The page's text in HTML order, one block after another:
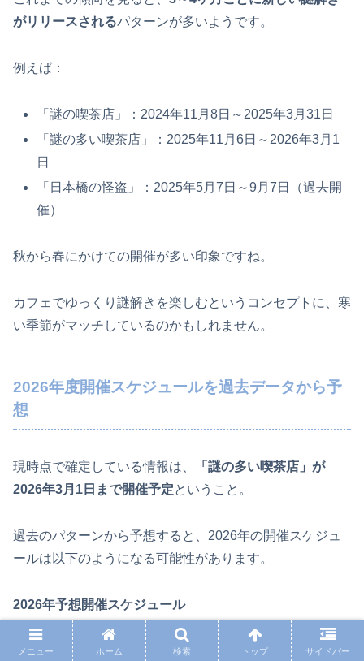
がリリースされるパターンが多いようです。
例えば：
「謎の喫茶店」：2024年11月8日～2025年3月31日
「謎の多い喫茶店」：2025年11月6日～2026年3月1
日
「日本橋の怪盗」：2025年5月7日～9月7日（過去開
催）
秋から春にかけての開催が多い印象ですね。
カフェでゆっくり謎解きを楽しむというコンセプトに、寒
い季節がマッチしているのかもしれません。
2026年度開催スケジュールを過去データから予
想
現時点で確定している情報は、
「謎の多い喫茶店」が
2026年3月1日まで開催予定ということ。
過去のパターンから予想すると、2026年の開催スケジュ
ールは以下のようになる可能性があります。
2026年予想開催スケジュール
時期 予想される謎解きテーマ
メニュー ホーム 検索 トップ サイドバー